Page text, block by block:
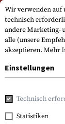
Bitte beachten Sie,
15.08.2026
Wir verwenden auf
technisch
andere Marketing-
alle (unsere
akzeptieren. Mehr
Einstellungen
Technisch
Statistiken